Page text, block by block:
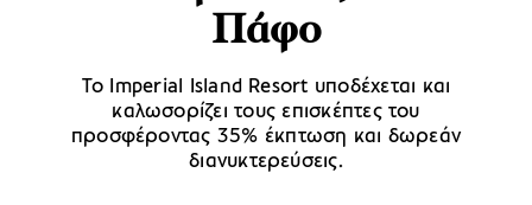
Πάφο
Το Imperial Island Resort υποδέχεται και
καλωσορίζει τους επισκέπτες του
προσφέροντας 35% έκπτωση και δωρεάν
διανυκτερεύσεις.